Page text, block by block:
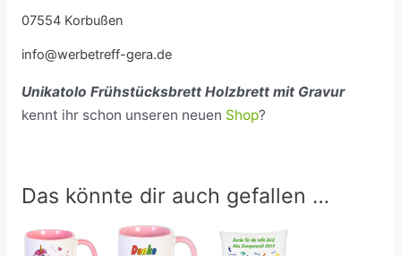
07554 Korbußen
info@werbetreff-gera.de
Unikatolo Frühstücksbrett Holzbrett mit Gravur
kennt ihr schon unseren neuen Shop?
Das könnte dir auch gefallen …
Preisspanne:
18,99 €